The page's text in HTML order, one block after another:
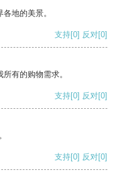
地的美景。
支持[0] 反对[0]
有的购物需求。
支持[0] 反对[0]
支持[0] 反对[0]